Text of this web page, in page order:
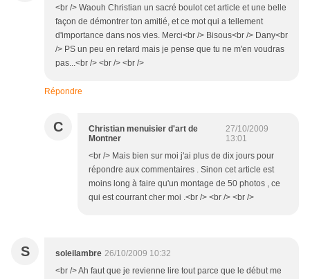
<br /> Waouh Christian un sacré boulot cet article et une belle
façon de démontrer ton amitié, et ce mot qui a tellement
d'importance dans nos vies. Merci<br /> Bisous<br /> Dany<br
/> PS un peu en retard mais je pense que tu ne m'en voudras
pas...<br /> <br /> <br />
Répondre
C
Christian menuisier d'art de
Montner
27/10/2009
13:01
<br /> Mais bien sur moi j'ai plus de dix jours pour
répondre aux commentaires . Sinon cet article est
moins long à faire qu'un montage de 50 photos , ce
qui est courrant cher moi .<br /> <br /> <br />
S soleilambre 26/10/2009 10:32
<br /> Ah faut que je revienne lire tout parce que le début me